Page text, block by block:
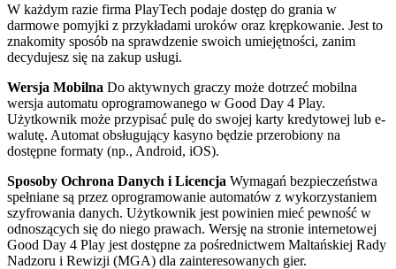
W każdym razie firma PlayTech podaje dostęp do grania w
darmowe pomyjki z przykładami uroków oraz krępkowanie. Jest to
znakomity sposób na sprawdzenie swoich umiejętności, zanim
decydujesz się na zakup usługi.
Wersja Mobilna Do aktywnych graczy może dotrzeć mobilna
wersja automatu oprogramowanego w Good Day 4 Play.
Użytkownik może przypisać pulę do swojej karty kredytowej lub e-
walutę. Automat obsługujący kasyno będzie przerobiony na
dostępne formaty (np., Android, iOS).
Sposoby Ochrona Danych i Licencja Wymagań bezpieczeństwa
spełniane są przez oprogramowanie automatów z wykorzystaniem
szyfrowania danych. Użytkownik jest powinien mieć pewność w
odnoszących się do niego prawach. Wersję na stronie internetowej
Good Day 4 Play jest dostępne za pośrednictwem Maltańskiej Rady
Nadzoru i Rewizji (MGA) dla zainteresowanych gier.